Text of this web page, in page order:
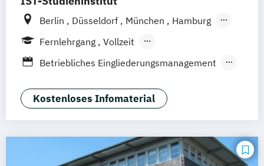
Berlin Düsseldorf München
Hamburg
Weil am Rhein
Fernlehrgang
Vollzeit
Berufsbegleitender Präsenzlehrgang
Betriebliches Eingliederungsmanagement
EMS-Trainer:in
Ernährungsberater:in für Kinder
Fitnesstrainer:in B-Lizenz
Functional Trainer:in Gesunde Führung
Kostenloses Infomaterial